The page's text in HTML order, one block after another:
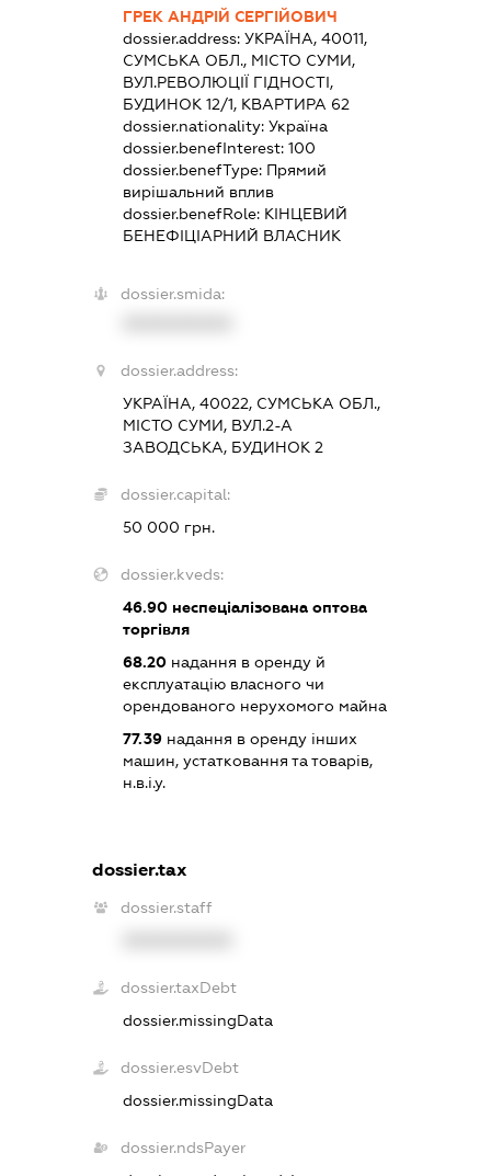
ГРЕК АНДРІЙ СЕРГІЙОВИЧ
dossier.address:УКРАЇНА, 40011,
СУМСЬКА ОБЛ., МІСТО СУМИ,
ВУЛ.РЕВОЛЮЦІЇ ГІДНОСТІ,
БУДИНОК 12/1, КВАРТИРА 62
dossier.nationality:Україна
dossier.benefInterest:100
dossier.benefType: Прямий
вирішальний вплив
dossier.benefRole: КІНЦЕВИЙ
БЕНЕФІЦІАРНИЙ ВЛАСНИК
dossier.smida:
dossier.address:
УКРАЇНА, 40022, СУМСЬКА ОБЛ.,
МІСТО СУМИ, ВУЛ.2-А
ЗАВОДСЬКА, БУДИНОК 2
dossier.capital:
50 000 грн.
dossier.kveds:
46.90 неспеціалізована оптова
торгівля
68.20 надання в оренду й
експлуатацію власного чи
орендованого нерухомого майна
77.39 надання в оренду інших
машин, устатковання та товарів,
н.в.і.у.
dossier.tax
dossier.staff
dossier.taxDebt
dossier.missingData
dossier.esvDebt
dossier.missingData
dossier.ndsPayer